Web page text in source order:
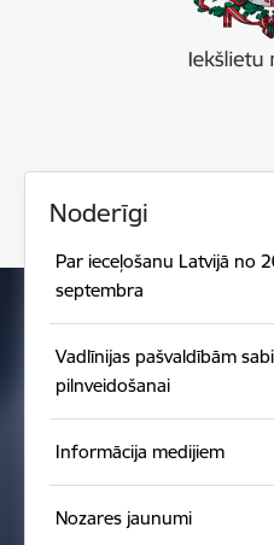
Noderīgi
Par ieceļošanu Latvijā no
septembra
Vadlīnijas pašvaldībām
pilnveidošanai
Informācija medijiem
Nozares jaunumi